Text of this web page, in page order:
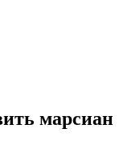
марсиан